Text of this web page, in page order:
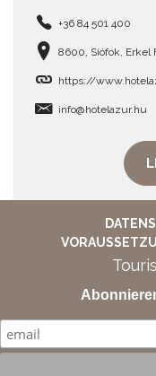
+36 84 501 400
8600, Siófok, Erkel
https://
info@hotelazur.hu